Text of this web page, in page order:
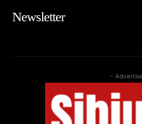
Newsletter
-